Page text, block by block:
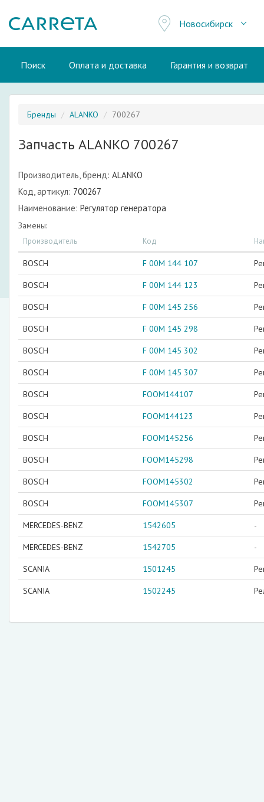
Новосибирск
Поиск Оплата и доставка Гарантия и возврат
Бренды ALANKO 700267
Запчасть ALANKO 700267
Производитель, бренд: ALANKO
Код, артикул: 700267
Наименование: Регулятор генератора
Замены:
Производитель Код
BOSCH F 00M 144 107
BOSCH F 00M 144 123
BOSCH F 00M 145 256
BOSCH F 00M 145 298
BOSCH F 00M 145 302
BOSCH F 00M 145 307
BOSCH FOOM144107
BOSCH FOOM144123
BOSCH FOOM145256
BOSCH FOOM145298
BOSCH FOOM145302
BOSCH FOOM145307
MERCEDES-BENZ 1542605 -
MERCEDES-BENZ 1542705 -
SCANIA 1501245
SCANIA 1502245